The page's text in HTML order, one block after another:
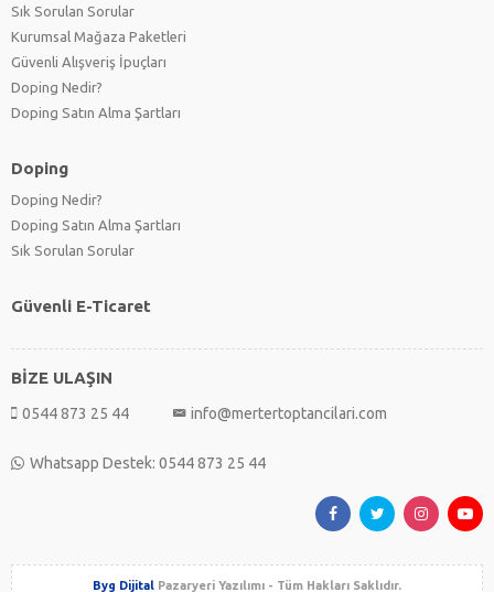
Sık Sorulan Sorular
Kurumsal Mağaza Paketleri
Güvenli Alışveriş İpuçları
Doping Nedir?
Doping Satın Alma Şartları
Doping
Doping Nedir?
Doping Satın Alma Şartları
Sık Sorulan Sorular
Güvenli E-Ticaret
BİZE ULAŞIN
0544 873 25 44 info@mertertoptancilari.com
Whatsapp Destek: 0544 873 25 44
Byg Dijital Pazaryeri Yazılımı - Tüm Hakları Saklıdır.